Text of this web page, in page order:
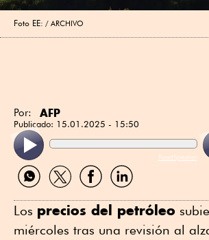
Foto EE: ARCHIVO
Por: AFP
Publicado: 15.01.2025 - 15:50
ReadSpeaker
Compartir
por
Compartir
por
Compartir
por
Compartir
por
Los precios del petróleo
miércoles tras una revisión al